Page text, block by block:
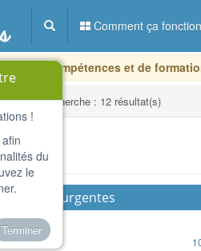
Comment ça
de compétences et de
de la recherche : 12 résultat(s)
urgentes
!
du
le
Terminer